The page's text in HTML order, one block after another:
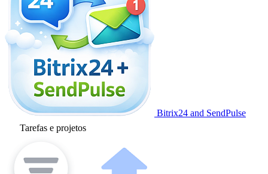
Bitrix24 and SendPulse
Tarefas e projetos